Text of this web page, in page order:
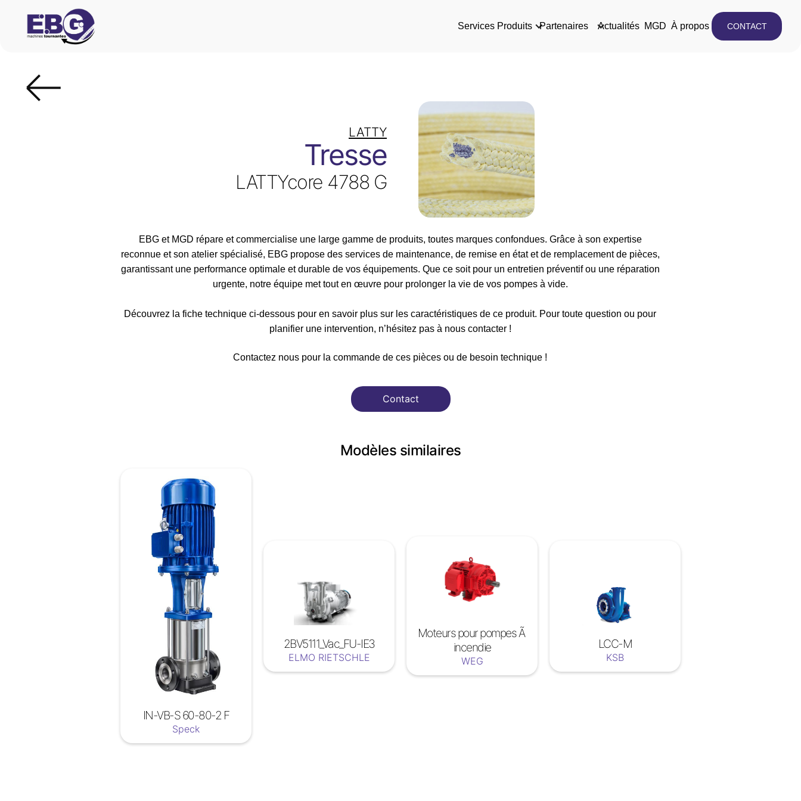
Services Produits Partenaires Actualités MGD À propos CONTACT
LATTY
Tresse
LATTYcore 4788 G
EBG et MGD répare et commercialise une large gamme de produits, toutes marques confondues. Grâce à son expertise
reconnue et son atelier spécialisé, EBG propose des services de maintenance, de remise en état et de remplacement de pièces,
garantissant une performance optimale et durable de vos équipements. Que ce soit pour un entretien préventif ou une réparation
urgente, notre équipe met tout en œuvre pour prolonger la vie de vos pompes à vide.
Découvrez la fiche technique ci-dessous pour en savoir plus sur les caractéristiques de ce produit. Pour toute question ou pour
planifier une intervention, n’hésitez pas à nous contacter !
Contactez nous pour la commande de ces pièces ou de besoin technique !
Contact
Modèles similaires
IN-VB-S 60-80-2 F
Speck
2BV5111_Vac_FU-IE3
ELMO RIETSCHLE
Moteurs pour pompes Ã
incendie
WEG
LCC-M
KSB